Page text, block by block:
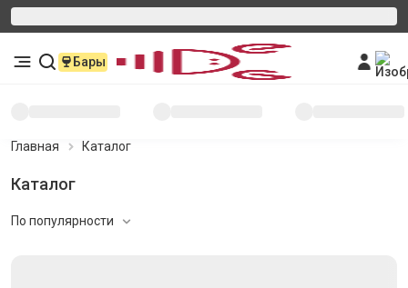
Бары
Главная Каталог
Каталог
По популярности